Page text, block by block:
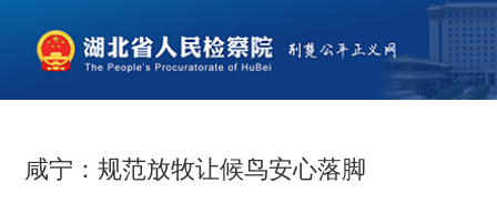
咸宁：规范放牧让候鸟安心落脚